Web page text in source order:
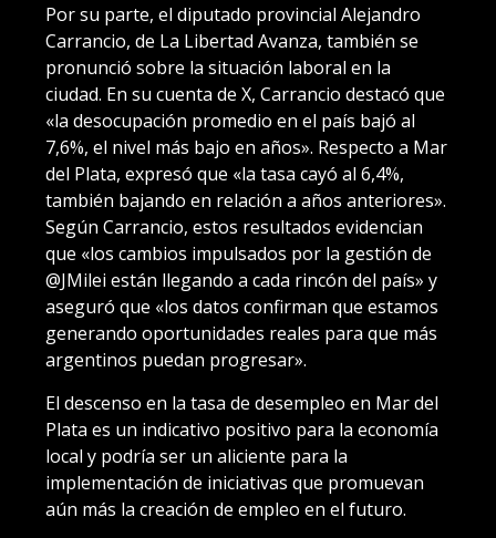
Por su parte, el diputado provincial Alejandro
Carrancio, de La Libertad Avanza, también se
pronunció sobre la situación laboral en la
ciudad. En su cuenta de X, Carrancio destacó que
«la desocupación promedio en el país bajó al
7,6%, el nivel más bajo en años». Respecto a Mar
del Plata, expresó que «la tasa cayó al 6,4%,
también bajando en relación a años anteriores».
Según Carrancio, estos resultados evidencian
que «los cambios impulsados por la gestión de
@JMilei están llegando a cada rincón del país» y
aseguró que «los datos confirman que estamos
generando oportunidades reales para que más
argentinos puedan progresar».
El descenso en la tasa de desempleo en Mar del
Plata es un indicativo positivo para la economía
local y podría ser un aliciente para la
implementación de iniciativas que promuevan
aún más la creación de empleo en el futuro.